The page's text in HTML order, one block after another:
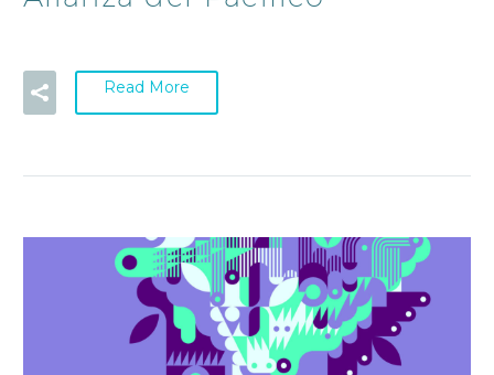
Read More